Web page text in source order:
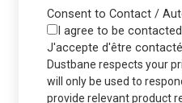
Consent to Contact /
I agree to be
J'accepte d'être
Dustbane respects your
will only be used to
provide relevant product